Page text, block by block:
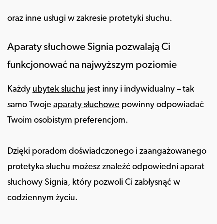
oraz inne usługi w zakresie protetyki słuchu.
Aparaty słuchowe Signia pozwalają Ci
funkcjonować na najwyższym poziomie
Każdy ubytek słuchu jest inny i indywidualny – tak
samo Twoje aparaty słuchowe powinny odpowiadać
Twoim osobistym preferencjom.
Dzięki poradom doświadczonego i zaangażowanego
protetyka słuchu możesz znaleźć odpowiedni aparat
słuchowy Signia, który pozwoli Ci zabłysnąć w
codziennym życiu.